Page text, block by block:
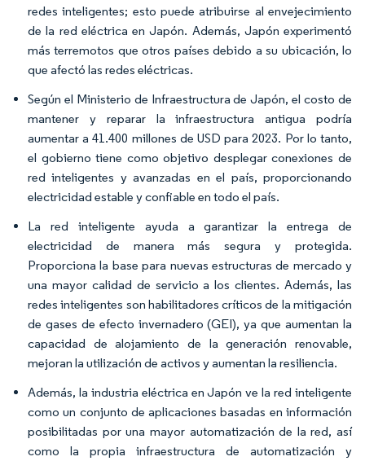
redes inteligentes; esto puede atribuirse al envejecimiento
de la red eléctrica en Japón. Además, Japón experimentó
más terremotos que otros países debido a su ubicación, lo
que afectó las redes eléctricas.
Según el Ministerio de Infraestructura de Japón, el costo de
mantener y reparar la infraestructura antigua podría
aumentar a 41.400 millones de USD para 2023. Por lo tanto,
el gobierno tiene como objetivo desplegar conexiones de
red inteligentes y avanzadas en el país, proporcionando
electricidad estable y confiable en todo el país.
La red inteligente ayuda a garantizar la entrega de
electricidad de manera más segura y protegida.
Proporciona la base para nuevas estructuras de mercado y
una mayor calidad de servicio a los clientes. Además, las
redes inteligentes son habilitadores críticos de la mitigación
de gases de efecto invernadero (GEI), ya que aumentan la
capacidad de alojamiento de la generación renovable,
mejoran la utilización de activos y aumentan la resiliencia.
Además, la industria eléctrica en Japón ve la red inteligente
como un conjunto de aplicaciones basadas en información
posibilitadas por una mayor automatización de la red, así
como la propia infraestructura de automatización y